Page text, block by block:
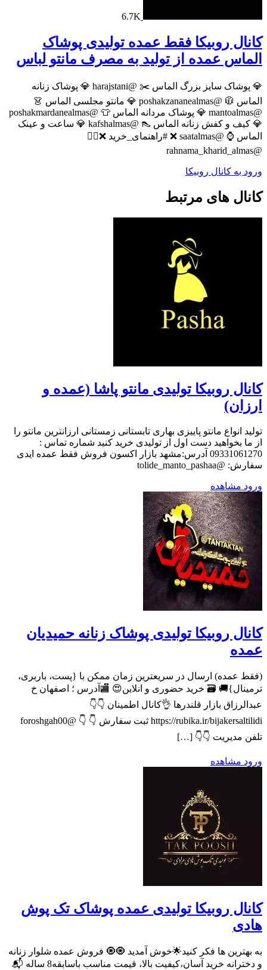
6.7K
کانال روبیکا فقط عمده تولیدی پوشاک
الماس عمده از تولید به مصرف مانتو لباس
💎 پوشاک سایز بزرگ الماس ✂️ @harajstani 💎 پوشاک زنانه
الماس 🧥 @poshakzananealmas 💎 مانتو مجلسی الماس 👗
@mantoalmas 💎 پوشاک مردانه الماس 👕 @poshakmardanealmas
💎 کیف و کفش زنانه الماس 👠 @kafshalmas 💎 ساعت و عینک
الماس ⌚️ @saatalmas ❌ #راهنمای_خرید ❌👇🏼
@rahnama_kharid_almas
ورود به کانال روبیکا
کانال های مرتبط
کانال روبیکا تولیدی مانتو پاشا (عمده و
ارزان)
تولید انواع مانتو پاییزی بهاری تابستانی زمستانی ارزانترین مانتو را
از ما بخواهید دست اول از تولیدی خرید کنید شماره تماس :
09331061270 آدرس:مشهد بازار اکسون فروش فقط عمده ایدی
سفارش: @tolide_manto_pashaa
ورود مشاهده
کانال روبیکا تولیدی پوشاک زنانه حمیدیان
عمده
(فقط عمده) ارسال در سریعترین زمان ممکن با {پست، باربری،
ترمینال}🚚 🗃 خرید حضوری و انلاین😍 🏬آدرس ؛ اصفهان خ
عبدالرزاق بازار قلندرها 👌کانال اطمینان 👇👇
https://rubika.ir/bijakersaltilidi ثبت سفارش 👇 👇 @foroshgah00
تلفن مدیریت 👇👇 […]
ورود مشاهده
کانال روبیکا تولیدی عمده پوشاک تک پوش
هادی
به بهترین ها فکر کنید🌟خوش آمدید 🧿🧿 فروش عمده شلوار زنانه
و دخترانه خرید آسان،کیفیت بالا، قیمت مناسب باسابقه8 ساله 📬